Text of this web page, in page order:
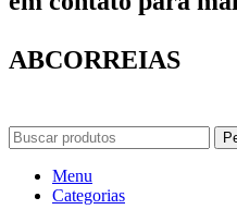
ABCORREIAS
Menu
Categorias